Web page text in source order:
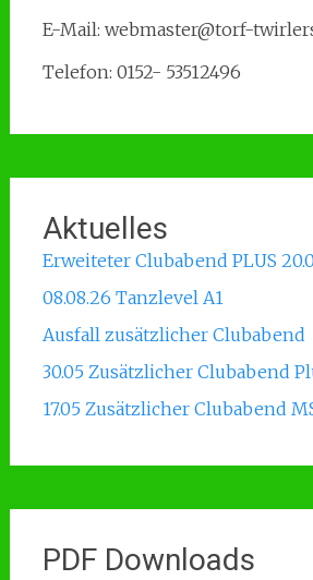
E-Mail: webmaster@torf-
Telefon: 0152- 53512496
Aktuelles
Erweiteter Clubabend PLUS
08.08.26 Tanzlevel A1
Ausfall zusätzlicher Clubabend
30.05 Zusätzlicher Clubabend
17.05 Zusätzlicher Clubabend
PDF Downloads